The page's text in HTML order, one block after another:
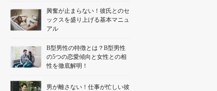
興奮が止まらない！彼氏とのセ
ックスを盛り上げる基本マニュ
アル
B型男性の特徴とは？B型男性
の5つの恋愛傾向と女性との相
性を徹底解明！
男が離さない！仕事が忙しい彼